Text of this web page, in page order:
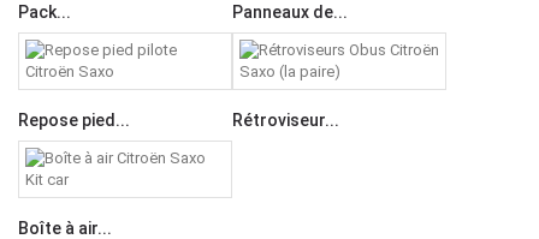
Pack... Panneaux de...
Repose pied... Rétroviseur...
Boîte à air...